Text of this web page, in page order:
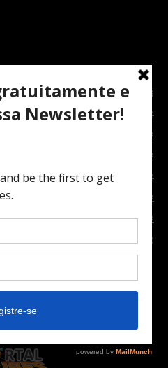
7089
3764
2082
1852
1024
972
672
630
automotivas